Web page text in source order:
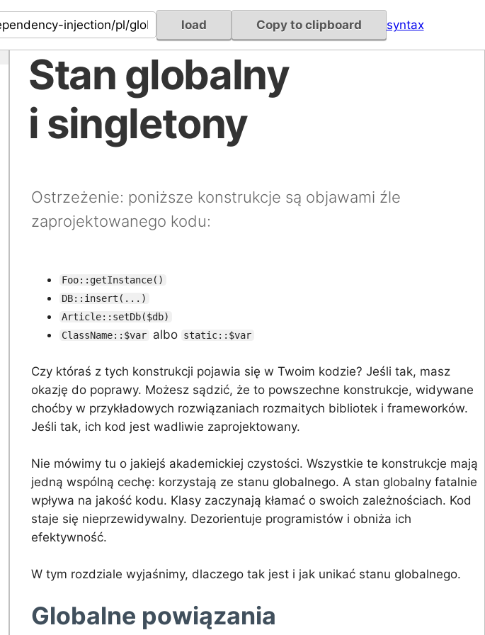
load Copy to clipboard syntax
Stan globalny
i singletony
Ostrzeżenie: poniższe konstrukcje są objawami źle
zaprojektowanego kodu:
Foo::getInstance()
DB::insert(...)
Article::setDb($db)
ClassName::$var
albo static::$var
Czy któraś z tych konstrukcji pojawia się w Twoim kodzie? Jeśli tak, masz
okazję do poprawy. Możesz sądzić, że to powszechne konstrukcje, widywane
choćby w przykładowych rozwiązaniach rozmaitych bibliotek i frameworków.
Jeśli tak, ich kod jest wadliwie zaprojektowany.
Nie mówimy tu o jakiejś akademickiej czystości. Wszystkie te konstrukcje mają
jedną wspólną cechę: korzystają ze stanu globalnego. A stan globalny fatalnie
wpływa na jakość kodu. Klasy zaczynają kłamać o swoich zależnościach. Kod
staje się nieprzewidywalny. Dezorientuje programistów i obniża ich
efektywność.
W tym rozdziale wyjaśnimy, dlaczego tak jest i jak unikać stanu globalnego.
Globalne powiązania